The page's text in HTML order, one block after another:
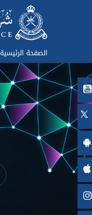
الصفحة الرئيسية